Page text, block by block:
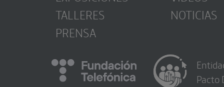
TALLERES
PRENSA
NOTICIAS
Pacto